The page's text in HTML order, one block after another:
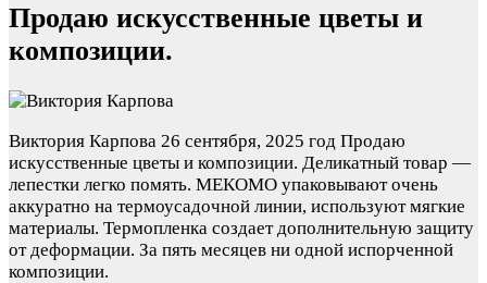
Продаю искусственные цветы и
композиции.
Виктория Карпова 26 сентября, 2025 год Продаю
искусственные цветы и композиции. Деликатный товар —
лепестки легко помять. МЕКОМО упаковывают очень
аккуратно на термоусадочной линии, используют мягкие
материалы. Термопленка создает дополнительную защиту
от деформации. За пять месяцев ни одной испорченной
композиции.